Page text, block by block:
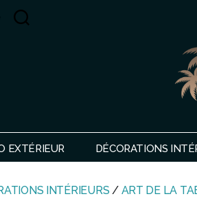
et intérieurs
EXTÉRIEUR DÉCORATIONS
INTÉRIEURS / ART DE LA